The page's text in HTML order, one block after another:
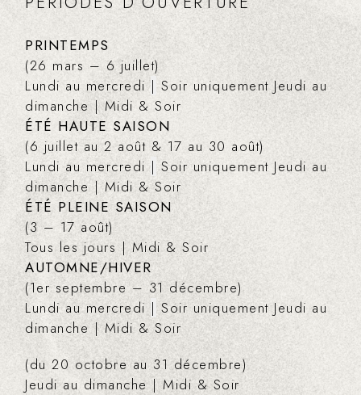
PRINTEMPS
(26 mars – 6 juillet)
Lundi au mercredi| Soir uniquement Jeudi au
dimanche | Midi & Soir
ÉTÉ HAUTE SAISON
(6 juillet au 2 août & 17 au 30 août)
Lundi au mercredi | Soir uniquement Jeudi au
dimanche | Midi & Soir
ÉTÉ PLEINE SAISON
(3 – 17 août)
Tous les jours | Midi & Soir
AUTOMNE/HIVER
(1er septembre – 31 décembre)
Lundi au mercredi | Soir uniquement Jeudi au
dimanche | Midi & Soir
(du 20 octobre au 31 décembre)
Jeudi au dimanche | Midi & Soir